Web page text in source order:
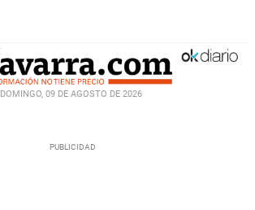
DOMINGO, 09 DE AGOSTO DE 2026